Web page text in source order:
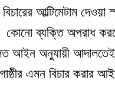
আল্টিমেটাম দেওয়া
কোনো ব্যক্তি অপরাধ
আইন অনুযায়ী
এমন বিচার করার